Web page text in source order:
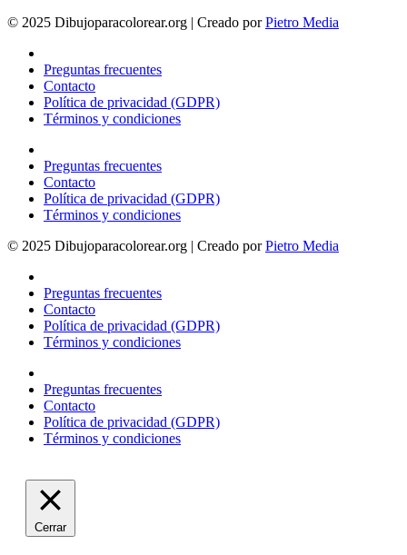
© 2025 Dibujoparacolorear.org | Creado porPietro Media
Preguntas frecuentes
Contacto
Política de privacidad (GDPR)
Términos y condiciones
Preguntas frecuentes
Contacto
Política de privacidad (GDPR)
Términos y condiciones
© 2025 Dibujoparacolorear.org | Creado porPietro Media
Preguntas frecuentes
Contacto
Política de privacidad (GDPR)
Términos y condiciones
Preguntas frecuentes
Contacto
Política de privacidad (GDPR)
Términos y condiciones
Cerrar